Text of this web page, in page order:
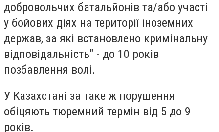
добровольчих батальйонів та/або участі
у бойових діях на території іноземних
держав, за які встановлено кримінальну
відповідальність" - до 10 років
позбавлення волі.
У Казахстані за таке ж порушення
обіцяють тюремний термін від 5 до 9
років.